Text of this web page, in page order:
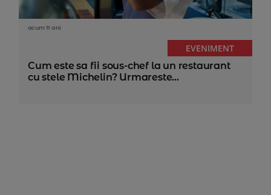
acum 11 ani
EVENIMENT
Cum este sa fii sous-chef la un restaurant
cu stele Michelin? Urmareste...